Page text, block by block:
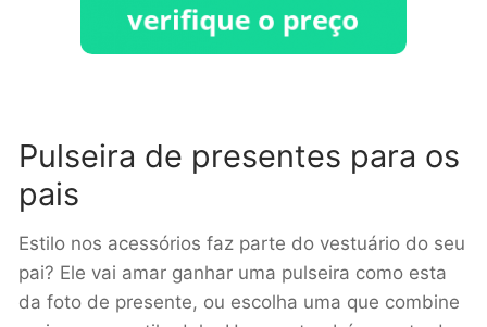
Pulseira de presentes para os
pais
Estilo nos acessórios faz parte do vestuário do seu
pai? Ele vai amar ganhar uma pulseira como esta
da foto de presente, ou escolha uma que combine